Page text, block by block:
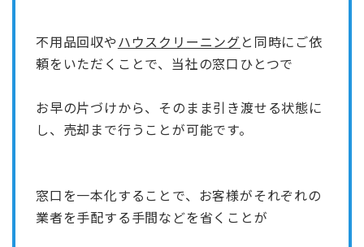
不用品回収やハウスクリーニングと同時にご依
頼をいただくことで、当社の窓口ひとつで
お早の片づけから、そのまま引き渡せる状態に
し、売却まで行うことが可能です。
窓口を一本化することで、お客様がそれぞれの
業者を手配する手間などを省くことが